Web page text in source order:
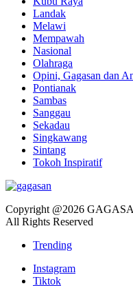
Landak
Melawi
Mempawah
Nasional
Olahraga
Opini, Gagasan dan
Pontianak
Sambas
Sanggau
Sekadau
Singkawang
Sintang
Tokoh Inspiratif
Copyright @2026
All Rights Reserved
Trending
Instagram
Tiktok